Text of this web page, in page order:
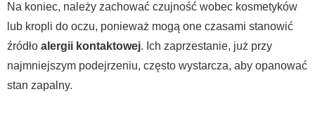
Na koniec, należy zachować czujność wobec kosmetyków
lub kropli do oczu, ponieważ mogą one czasami stanowić
źródło alergii kontaktowej. Ich zaprzestanie, już przy
najmniejszym podejrzeniu, często wystarcza, aby opanować
stan zapalny.